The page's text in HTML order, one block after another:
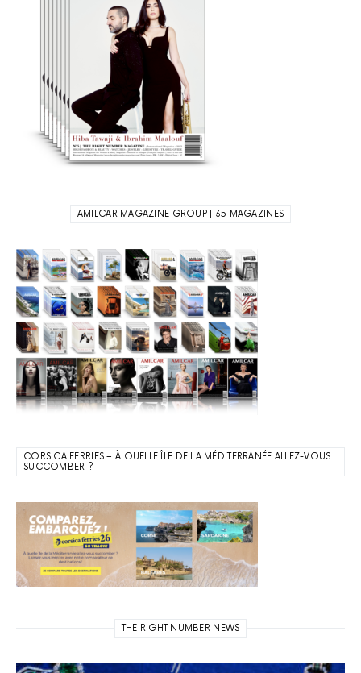
AMILCAR MAGAZINE GROUP | 35 MAGAZINES
CORSICA FERRIES – À QUELLE ÎLE DE LA MÉDITERRANÉE ALLEZ-VOUS
SUCCOMBER ?
THE RIGHT NUMBER NEWS